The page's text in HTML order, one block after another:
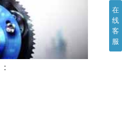
在
线
客
服